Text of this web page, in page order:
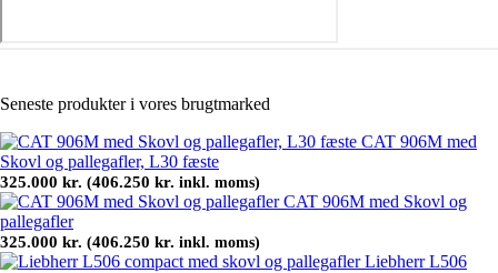
Seneste produkter i vores brugtmarked
CAT 906M med
Skovl og pallegafler, L30 fæste
325.000 kr. (406.250 kr. inkl. moms)
CAT 906M med Skovl og
pallegafler
325.000 kr. (406.250 kr. inkl. moms)
Liebherr L506